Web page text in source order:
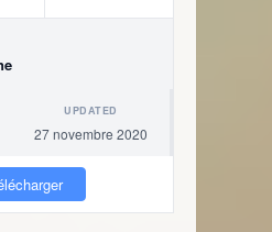
UPDATED
27 novembre 2020